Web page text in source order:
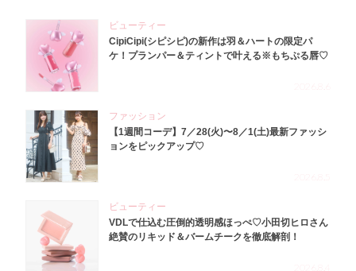
ビューティー
CipiCipi(シピシピ)の新作は羽＆ハートの限定パ
ケ！プランパー＆ティントで叶える※もちぷる唇♡
ファッション
【1週間コーデ】7／28(火)〜8／1(土)最新ファッシ
ョンをピックアップ♡
ビューティー
VDLで仕込む圧倒的透明感ほっぺ♡小田切ヒロさん
絶賛のリキッド＆バームチークを徹底解剖！